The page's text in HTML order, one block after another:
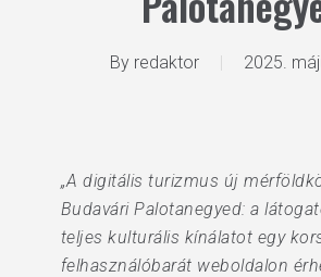
By redaktor 2025.
„A digitális turizmus új
Budavári Palotanegyed: a
teljes kulturális kínálatot egy
felhasználóbarát weboldalon